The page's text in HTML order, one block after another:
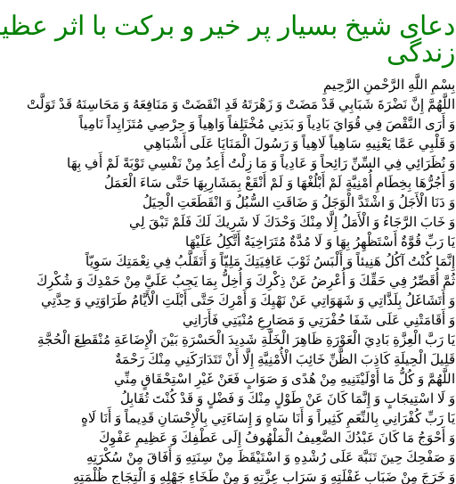
دعای شیخ بسیار پر خیر و برکت با اثر
زندگی
بِسْمِ اللَّهِ الرَّحْمنِ الرَّحِيمِ‏
اللَّهُمَّ إِنَّ نَضْرَةَ شَبَابِي قَدْ مَضَتْ وَ زَهْرَتَهُ قَدِ انْقَضَتْ وَ مَنَافِعَهُ وَ مَحَاسِنَهُ قَدْ تَوَلَّتْ
وَ أَرَى النَّقْصَ فِي قُوَايَ بَادِياً وَ بَدَنِي مُخْتَلِفاً وَاهِياً وَ حِرْصِي مُتَزَايِداً نَامِياً
وَ قَلْبِي عَمَّا يَعْنِيهِ سَاهِياً لَاهِياً وَ رَسُولَ الْمَنَايَا عَلَى أَشْبَاهِي
وَ نُظَرَائِي فِي السِّنِّ رَائِحاً وَ عَادِياً وَ مَا زِلْتُ أَعِدُ مِنْ نَفْسِي تَوْبَةً لَمْ أَفِ بِهَا
وَ أَجُرُّهَا بِخِطَامِ أُمْنِيَّةٍ لَمْ أَبْلُغْهَا وَ لَمْ أَنْقَعْ بِمَشَارِبِهَا حَتَّى سَاءَ الْعَمَلُ
وَ دَنَا الْأَجَلُ وَ اشْتَدَّ الْوَجَلُ وَ ضَاقَتِ السُّبُلُ وَ انْقَطَعَتِ الْحِيَلُ
وَ خَابَ الرَّجَاءُ وَ الْأَمَلُ إِلَّا مِنْكَ وَحْدَكَ لَا شَرِيكَ لَكَ فَلَمْ تَبْقَ لِي
يَا رَبِّ قُوَّةٌ أَسْتَظْهِرُ بِهَا وَ لَا مُدَّةٌ مُتَرَاخِيَةٌ أَتَّكِلُ‏ عَلَيْهَا
إِنَّمَا كُنْتُ آكُلُ هَنِيئاً وَ أَلْبَسُ ثَوْبَ عَافِيَتِكَ مَلِيّاً وَ أَتَقَلَّبُ فِي نِعْمَتِكَ سَوِيّاً
ثُمَّ أُقَصِّرُ فِي حَقِّكَ وَ أُعْرِضُ عَنْ ذِكْرِكَ وَ أُخِلُّ بِمَا يَجِبُ عَلَيَّ مِنْ حَمْدِكَ وَ شُكْرِكَ
وَ أَتَشَاغَلُ بِلَذَّاتِي وَ شَهَوَاتِي عَنْ نَهْيِكَ وَ أَمْرِكَ حَتَّى أَبْلَتِ الْأَيَّامُ طَرَاوَتِي وَ حِدَّتِي
وَ أَقَامَتْنِي عَلَى شَفَا حُفْرَتِي وَ مَصَارِعِ مُنْيَتِي فَأَرَانِي
يَا رَبَّ الْعِزَّةِ بَادِيَ الْعَوْرَةِ ظَاهِرَ الْخَلَّةِ شَدِيدَ الْحَسْرَةِ بَيْنَ الْإِضَاعَةِ مُنْقَطِعَ الْحُجَّةِ
قَلِيلَ الْحِيلَةِ كَاذِبَ الظَّنِّ خَائِبَ الْأُمْنِيَّةِ إِلَّا أَنْ تَتَدَارَكَنِي مِنْكَ رَحْمَةٌ
اللَّهُمَّ وَ كُلُّ مَا أَوْلَيْتَنِيهِ مِنْ هُدًى وَ صَوَابٍ فَعَنْ غَيْرِ اسْتِحْقَاقٍ مِنِّي
وَ لَا اسْتِيجَابٍ وَ إِنَّمَا كَانَ عَنْ طَوْلٍ مِنْكَ وَ فَضْلٍ وَ قَدْ كُنْتَ تُقَابِلُ
يَا رَبِّ كُفْرَانِي بِالنِّعَمِ كَثِيراً وَ أَنَا سَاهٍ وَ إِسَاءَتِي بِالْإِحْسَانِ قَدِيماً وَ أَنَا لَاهٍ
وَ أَحْوَجُ مَا كَانَ عَبْدُكَ الضَّعِيفُ الْمَلْهُوفُ إِلَى عَطْفِكَ وَ عَظِيمِ عَفْوِكَ
وَ صَفْحِكَ حِينَ تَنَبَّهَ عَلَى رُشْدِهِ وَ اسْتَيْقَظَ مِنْ سِنَتِهِ وَ أَفَاقَ مِنْ سُكْرَتِهِ
وَ خَرَجَ مِنْ ضَبَابِ غَفْلَتِهِ وَ سَرَابِ عِزَّتِهِ وَ مِنْ طَخَاءِ جَهْلِهِ وَ الْتِجَاجِ ظُلْمَتِهِ